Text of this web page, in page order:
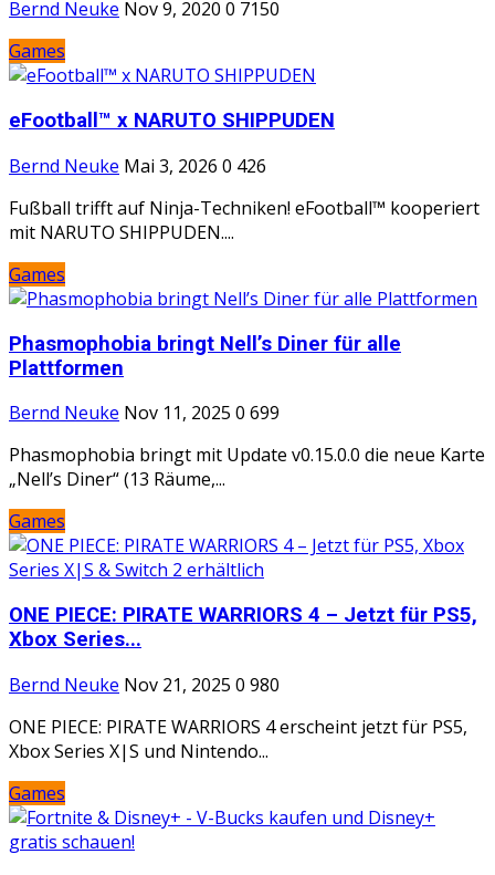
Bernd Neuke Nov 9, 2020 0 7150
Games
eFootball™ x NARUTO SHIPPUDEN
Bernd Neuke Mai 3, 2026 0 426
Fußball trifft auf Ninja-Techniken! eFootball™ kooperiert
mit NARUTO SHIPPUDEN....
Games
Phasmophobia bringt Nell’s Diner für alle
Plattformen
Bernd Neuke Nov 11, 2025 0 699
Phasmophobia bringt mit Update v0.15.0.0 die neue Karte
„Nell’s Diner“ (13 Räume,...
Games
ONE PIECE: PIRATE WARRIORS 4 – Jetzt für PS5,
Xbox Series...
Bernd Neuke Nov 21, 2025 0 980
ONE PIECE: PIRATE WARRIORS 4 erscheint jetzt für PS5,
Xbox Series X|S und Nintendo...
Games